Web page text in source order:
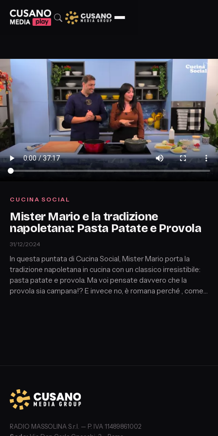
CUCINA SOCIAL
Mister Mario e la tradizione
napoletana: Pasta Patate e Provola
31/12/2024
In questa puntata di Cucina Social, Mister Mario porta la
tradizione napoletana in cucina con un classico irresistibile:
pasta patate e provola. Ma voi pensate davvero che la
provola sia campana!? E invece no, è romana perché , come
RADIO MASSOLINA S.r.l. — P. IVA 11489861002